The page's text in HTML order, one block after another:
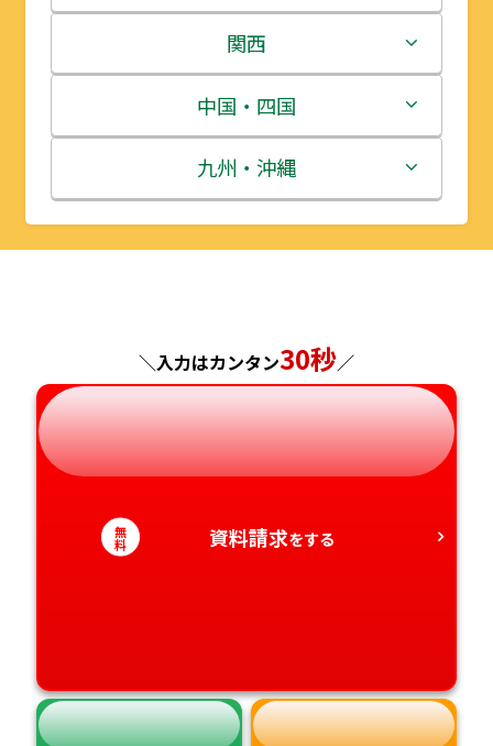
岩手県
宮城県
秋田県
山形県
栃木県
群馬県
埼玉県
千葉県
神奈川県
新潟県
富山県
石川県
福井県
岐阜県
静岡県
愛知県
関西
三重県
滋賀県
京都府
兵庫県
奈良県
和歌山県
中国・四国
鳥取県
島根県
広島県
山口県
徳島県
香川県
九州・沖縄
福岡県
長崎県
熊本県
大分県
宮崎県
＼入力はカンタン30秒／
無
料 資料請求をする